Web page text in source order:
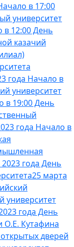
в 17:00
университет
в 12:00 День
казачий
года Начало в
университет
в 19:00 День
года Начало в
года День
25 марта
университет
года День
О.Е. Кутафина
дверей